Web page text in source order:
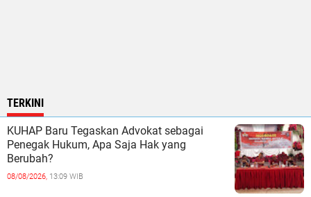
TERKINI
KUHAP Baru Tegaskan Advokat sebagai
Penegak Hukum, Apa Saja Hak yang
Berubah?
08/08/2026, 13:09 WIB